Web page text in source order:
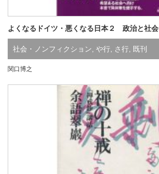
よくなるドイツ・悪くなる日本２ 政治と社会
社会・ノンフィクション や行 さ行 既刊
関口博之